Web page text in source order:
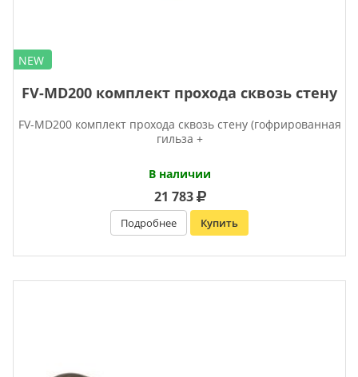
NEW
FV-MD200 комплект прохода сквозь стену
FV-MD200 комплект прохода сквозь стену (гофрированная
гильза +
В наличии
21 783
Подробнее Купить